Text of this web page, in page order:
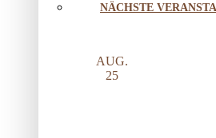
NÄCHSTE
AUG.
25